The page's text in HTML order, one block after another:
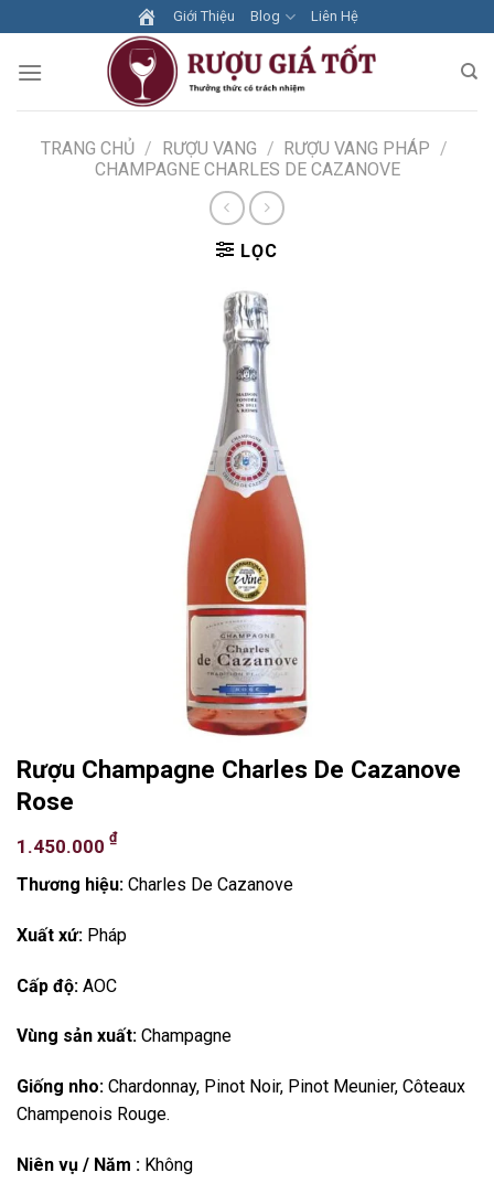
to
content
Giới Thiệu Blog Liên Hệ
TRANG CHỦ / RƯỢU VANG / RƯỢU VANG PHÁP /
CHAMPAGNE CHARLES DE CAZANOVE
LỌC
Rượu Champagne Charles De Cazanove
Rose
1.450.000 ₫
Thương hiệu: Charles De Cazanove
Xuất xứ: Pháp
Cấp độ: AOC
Vùng sản xuất: Champagne
Giống nho: Chardonnay, Pinot Noir, Pinot Meunier, Côteaux
Champenois Rouge.
Niên vụ / Năm : Không